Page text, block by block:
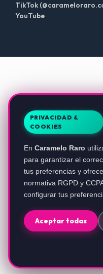
TikTok
YouTube
PRIVACIDAD &
COOKIES
En Caramelo Raro
para garantizar el
tus preferencias y
normativa RGPD y
configurar tus
Aceptar todas